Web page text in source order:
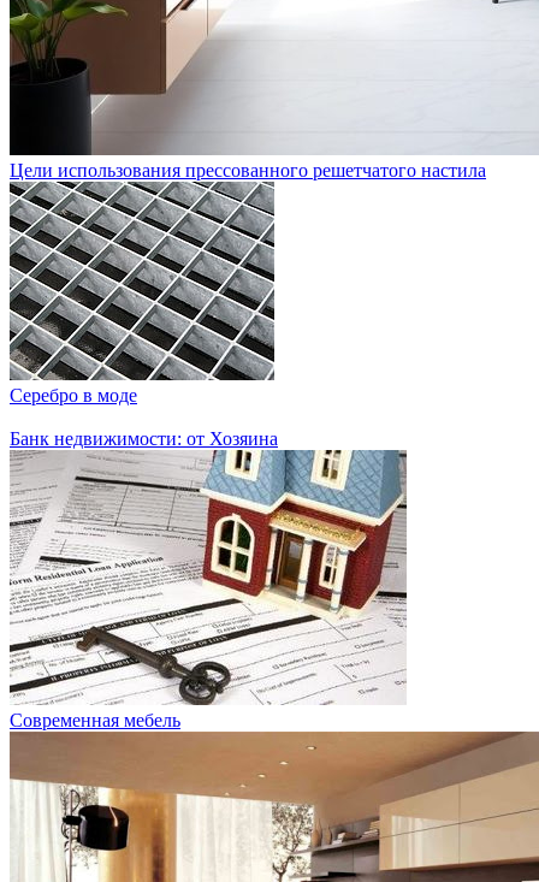
Цели использования прессованного решетчатого настила
Серебро в моде
Банк недвижимости: от Хозяина
Современная мебель